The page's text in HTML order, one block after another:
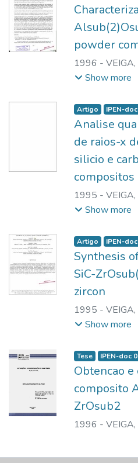
powder
1996 - VEIGA,
BRESSIANI,
Show more
Artigo IPEN-
Analise
de raios-x
silicio e
compositos
1995 - VEIGA,
CHAKLADER,
Show more
Artigo IPEN-
Synthesis
SiC-
zircon
1995 - VEIGA,
CHAKLADER,
Show more
Tese IPEN-doc
Obtencao e
composito
ZrOsub2
1996 -